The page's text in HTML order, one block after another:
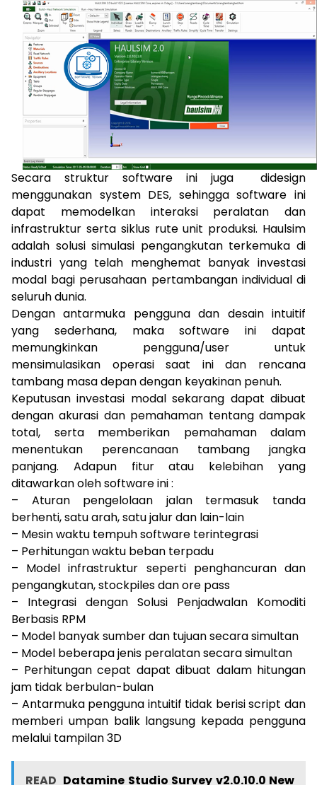
Secara struktur software ini juga didesign
menggunakan system DES, sehingga software ini
dapat memodelkan interaksi peralatan dan
infrastruktur serta siklus rute unit produksi. Haulsim
adalah solusi simulasi pengangkutan terkemuka di
industri yang telah menghemat banyak investasi
modal bagi perusahaan pertambangan individual di
seluruh dunia.
Dengan antarmuka pengguna dan desain intuitif
yang sederhana, maka software ini dapat
memungkinkan pengguna/user untuk
mensimulasikan operasi saat ini dan rencana
tambang masa depan dengan keyakinan penuh.
Keputusan investasi modal sekarang dapat dibuat
dengan akurasi dan pemahaman tentang dampak
total, serta memberikan pemahaman dalam
menentukan perencanaan tambang jangka
panjang. Adapun fitur atau kelebihan yang
ditawarkan oleh software ini :
– Aturan pengelolaan jalan termasuk tanda
berhenti, satu arah, satu jalur dan lain-lain
– Mesin waktu tempuh software terintegrasi
– Perhitungan waktu beban terpadu
– Model infrastruktur seperti penghancuran dan
pengangkutan, stockpiles dan ore pass
– Integrasi dengan Solusi Penjadwalan Komoditi
Berbasis RPM
– Model banyak sumber dan tujuan secara simultan
– Model beberapa jenis peralatan secara simultan
– Perhitungan cepat dapat dibuat dalam hitungan
jam tidak berbulan-bulan
– Antarmuka pengguna intuitif tidak berisi script dan
memberi umpan balik langsung kepada pengguna
melalui tampilan 3D
READ Datamine Studio Survey v2.0.10.0 New